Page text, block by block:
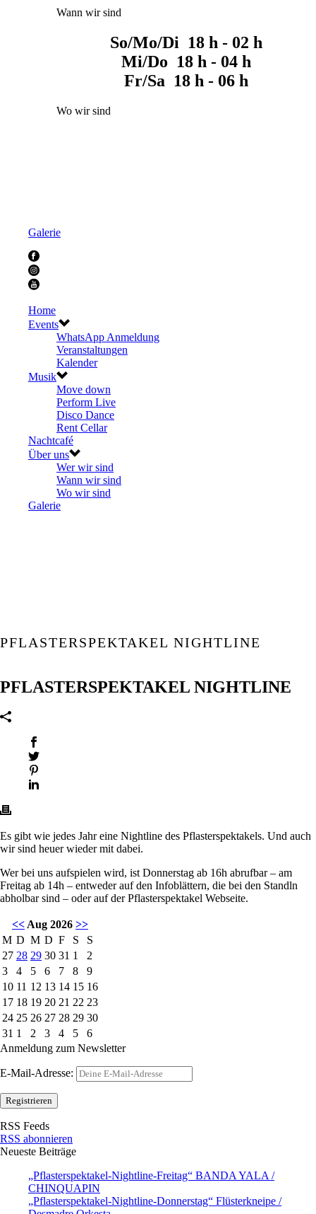
Wann wir sind
So/Mo/Di 18 h - 02 h
Mi/Do 18 h - 04 h
Fr/Sa 18 h - 06 h
Wo wir sind
Galerie
Home
Events
WhatsApp Anmeldung
Veranstaltungen
Kalender
Musik
Move down
Perform Live
Disco Dance
Rent Cellar
Nachtcafé
Über uns
Wer wir sind
Wann wir sind
Wo wir sind
Galerie
PFLASTERSPEKTAKEL NIGHTLINE
PFLASTERSPEKTAKEL NIGHTLINE
Es gibt wie jedes Jahr eine Nightline des Pflasterspektakels. Und auch
wir sind heuer wieder mit dabei.
Wer bei uns aufspielen wird, ist Donnerstag ab 16h abrufbar – am
Freitag ab 14h – entweder auf den Infoblättern, die bei den Standln
abholbar sind – oder auf der Pflasterspektakel Webseite.
<< Aug 2026 >>
M D M D F S
S
27 28 29 30 31 1
2
3
4 5 6 7 8
9
10 11 12 13 14 15 16
17 18 19 20 21 22 23
24 25 26 27 28 29 30
31 1 2 3 4 5
6
Anmeldung zum Newsletter
E-Mail-Adresse:
RSS Feeds
RSS abonnieren
Neueste Beiträge
„Pflasterspektakel-Nightline-Freitag“ BANDA YALA /
CHINQUAPIN
„Pflasterspektakel-Nightline-Donnerstag“ Flüsterkneipe /